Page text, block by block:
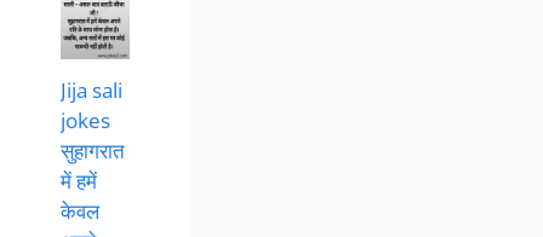
Jija sali
jokes
सुहागरात
में हमें
केवल